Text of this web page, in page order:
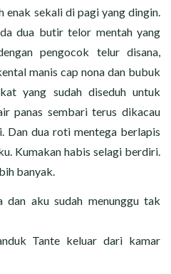
enak sekali di pagi yang dingin.
dua butir telor mentah yang
pengocok telur disana,
manis cap nona dan bubuk
yang sudah diseduh untuk
panas sembari terus dikacau
Dan dua roti mentega berlapis
Kumakan habis selagi berdiri.
banyak.
dan aku sudah menunggu tak
Tante keluar dari kamar